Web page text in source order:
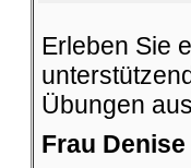
Erleben Sie
Übungen
Frau